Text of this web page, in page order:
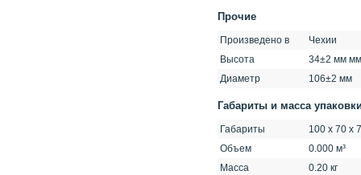
Прочие
Произведено в
Чехии
Высота
34±2 мм мм
Диаметр
106±2 мм
Габариты и масса
Габариты
100 x 70 x
Объем
0.000 м³
Масса
0.20 кг